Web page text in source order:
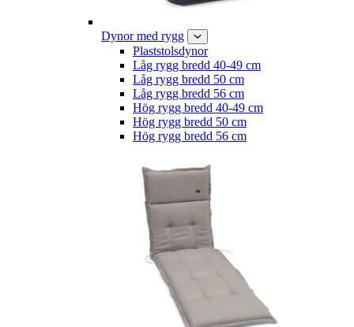
Dynor med rygg
Plaststolsdynor
Låg rygg bredd 40-49 cm
Låg rygg bredd 50 cm
Låg rygg bredd 56 cm
Hög rygg bredd 40-49 cm
Hög rygg bredd 50 cm
Hög rygg bredd 56 cm